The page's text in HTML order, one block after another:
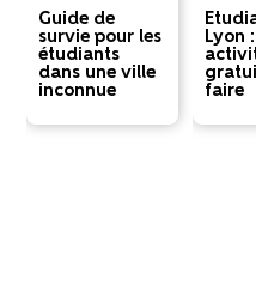
Guide de
survie pour les
étudiants
dans une ville
inconnue
Lyon
faire